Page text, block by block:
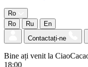
Ro
Ro
Ru
En
Contactați-ne
Bine ați venit la
18:00